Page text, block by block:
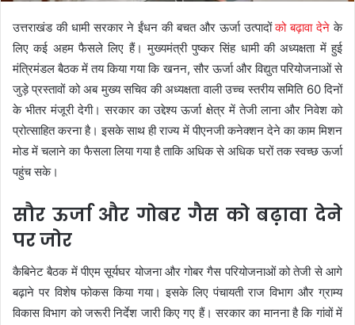
उत्तराखंड की धामी सरकार ने ईंधन की बचत और ऊर्जा उत्पादोंको बढ़ावा देने के
लिए कई अहम फैसले लिए हैं। मुख्यमंत्री पुष्कर सिंह धामी की अध्यक्षता में हुई
मंत्रिमंडल बैठक में तय किया गया कि खनन, सौर ऊर्जा और विद्युत परियोजनाओं से
जुड़े प्रस्तावों को अब मुख्य सचिव की अध्यक्षता वाली उच्च स्तरीय समिति 60 दिनों
के भीतर मंजूरी देगी। सरकार का उद्देश्य ऊर्जा क्षेत्र में तेजी लाना और निवेश को
प्रोत्साहित करना है। इसके साथ ही राज्य में पीएनजी कनेक्शन देने का काम मिशन
मोड में चलाने का फैसला लिया गया है ताकि अधिक से अधिक घरों तक स्वच्छ ऊर्जा
पहुंच सके।
सौर ऊर्जा और गोबर गैस को बढ़ावा देने
पर जोर
कैबिनेट बैठक में पीएम सूर्यघर योजना और गोबर गैस परियोजनाओं को तेजी से आगे
बढ़ाने पर विशेष फोकस किया गया। इसके लिए पंचायती राज विभाग और ग्राम्य
विकास विभाग को जरूरी निर्देश जारी किए गए हैं। सरकार का मानना है कि गांवों में